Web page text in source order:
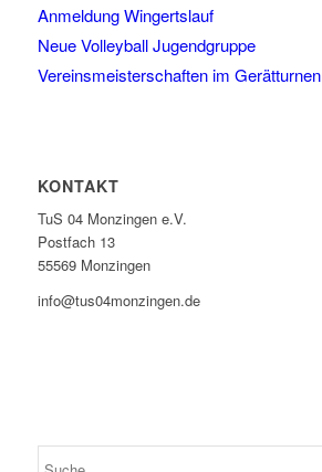
Anmeldung Wingertslauf
Neue Volleyball Jugendgruppe
Vereinsmeisterschaften im Gerätturnen
KONTAKT
TuS 04 Monzingen e.V.
Postfach 13
55569 Monzingen
info@tus04monzingen.de